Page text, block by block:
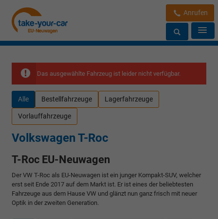
Anrufen
Das ausgewählte Fahrzeug ist leider nicht verfügbar.
Alle Bestellfahrzeuge Lagerfahrzeuge
Vorlauffahrzeuge
Volkswagen T-Roc
T-Roc EU-Neuwagen
Der VW T-Roc als EU-Neuwagen ist ein junger Kompakt-SUV, welcher
erst seit Ende 2017 auf dem Markt ist. Er ist eines der beliebtesten
Fahrzeuge aus dem Hause VW und glänzt nun ganz frisch mit neuer
Optik in der zweiten Generation.